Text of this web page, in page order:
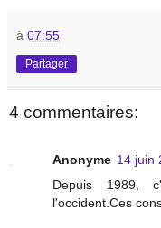
à 07:55
Partager
4 commentaires:
Anonyme 14 juin
Depuis 1989,
l'occident.Ces